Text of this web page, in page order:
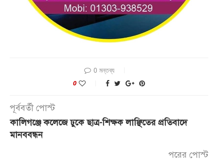
0 মন্তব্য
0
পূর্ববর্তী পোস্ট
কালিগঞ্জে কলেজে ঢুকে ছাত্র-শিক্ষক লাঞ্ছিতের প্রতিবাদে
মানববন্ধন
পরের পোস্ট